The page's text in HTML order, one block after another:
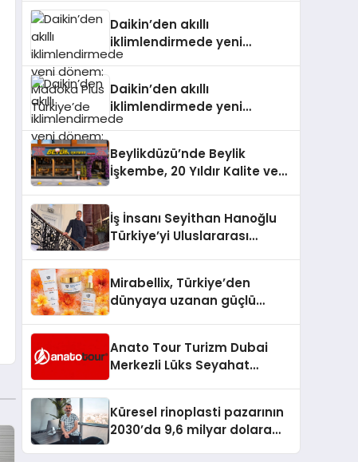
Daikin’den akıllı
iklimlendirmede yeni
dönem: Madoka Plus
Daikin’den akıllı
iklimlendirmede yeni
dönem: Madoka Plus
Beylikdüzü’nde Beylik
İşkembe, 20 Yıldır Kalite ve
İş İnsanı Seyithan Hanoğlu
Türkiye’yi Uluslararası
Mirabellix, Türkiye’den
dünyaya uzanan güçlü
Anato Tour Turizm Dubai
Merkezli Lüks Seyahat
Küresel rinoplasti pazarının
2030’da 9,6 milyar dolara